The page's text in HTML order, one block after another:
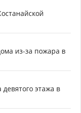
из-за пожара в
этажа в